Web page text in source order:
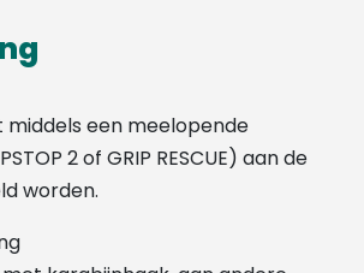
middels een meelopende
2 of GRIP RESCUE) aan de
worden.